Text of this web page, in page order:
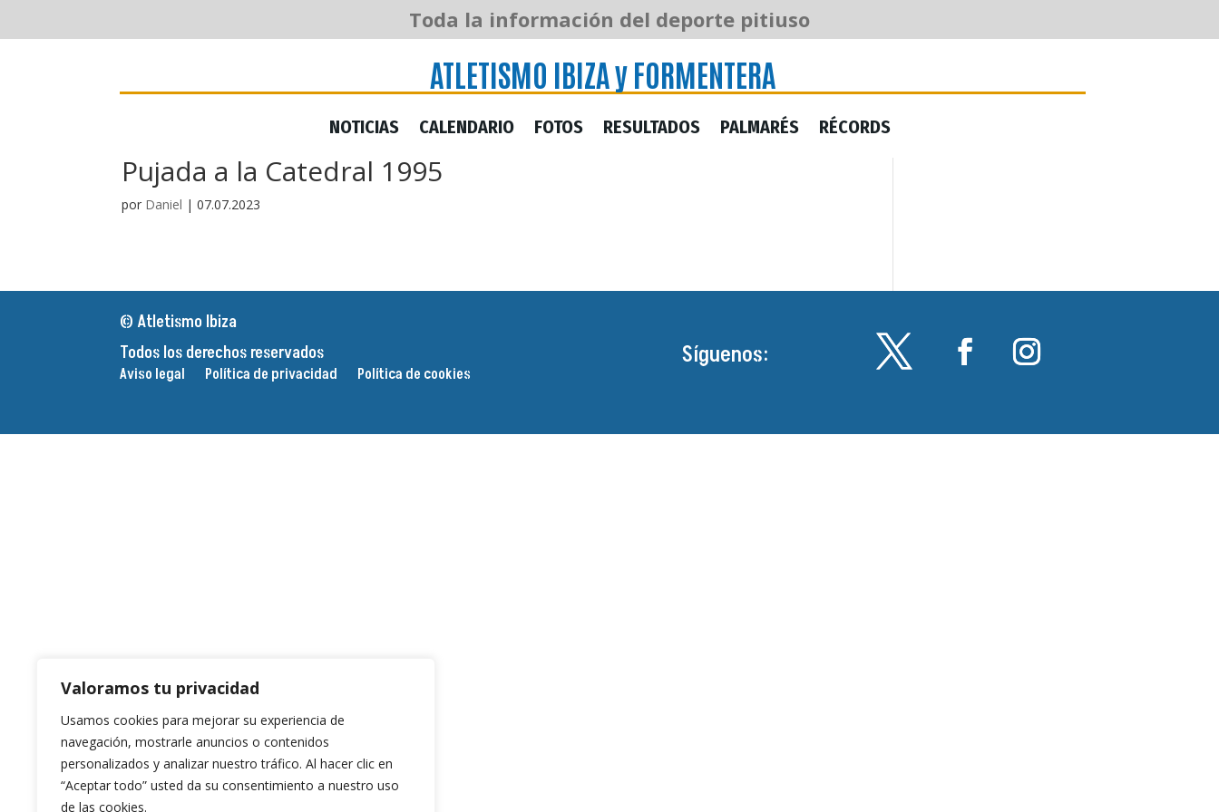
Valoramos tu privacidad
Usamos cookies para mejorar su experiencia de
navegación, mostrarle anuncios o contenidos
personalizados y analizar nuestro tráfico. Al hacer clic en
“Aceptar todo” usted da su consentimiento a nuestro uso
de las cookies.
ATLETISMO IBIZA y FORMENTERA
CALENDARIO FOTOS RESULTADOS PALMARÉS
Toda la información del deporte pitiuso
ATLETISMO IBIZA y FORMENTERA
NOTICIAS CALENDARIO FOTOS RESULTADOS PALMARÉS RÉCORDS
Pujada a la Catedral 1995
por Daniel |07.07.2023
© Atletismo Ibiza
Todos los derechos reservados
Aviso legal Política de privacidad Política de cookies
Síguenos: